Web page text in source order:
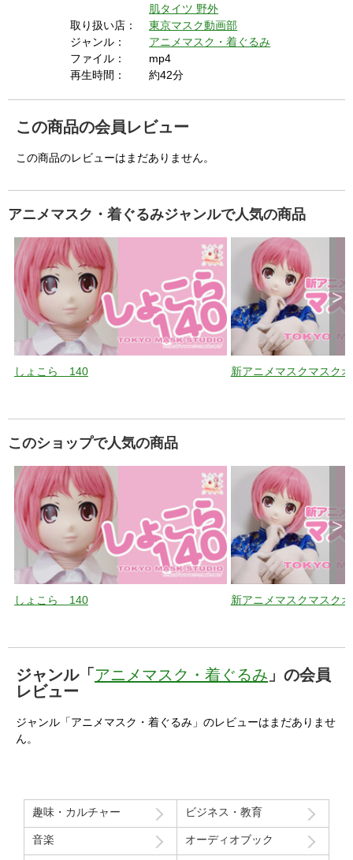
肌タイツ野外
取り扱い店：
東京マスク動画部
ジャンル：
アニメマスク・着ぐるみ
ファイル：
mp4
再生時間：
約42分
この商品の会員レビュー
この商品のレビューはまだありません。
アニメマスク・着ぐるみジャンルで人気の商品
しょこら 140 新アニメマスクマスク
>
このショップで人気の商品
しょこら 140 新アニメマスクマスク
>
ジャンル「 アニメマスク・着ぐるみ 」の会員
レビュー
ジャンル「アニメマスク・着ぐるみ」のレビューはまだありませ
ん。
趣味・カルチャー ビジネス・教育
音楽 オーディオブック